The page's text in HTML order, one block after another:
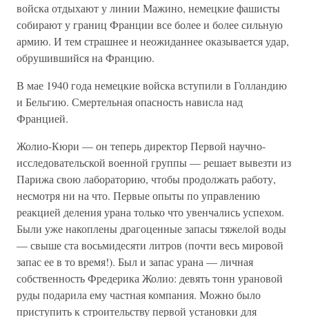
войска отдыхают у линии Мажино, немецкие фашисты
собирают у границ Франции все более и более сильную
армию. И тем страшнее и неожиданнее оказывается удар,
обрушившийся на Францию.
В мае 1940 года немецкие войска вступили в Голландию
и Бельгию. Смертельная опасность нависла над
Францией.
Жолио-Кюри — он теперь директор Первой научно-
исследовательской военной группы — решает вывезти из
Парижа свою лабораторию, чтобы продолжать работу,
несмотря ни на что. Первые опыты по управлению
реакцией деления урана только что увенчались успехом.
Были уже накоплены драгоценные запасы тяжелой воды
— свыше ста восьмидесяти литров (почти весь мировой
запас ее в то время!). Был и запас урана — личная
собственность Фредерика Жолио: девять тонн урановой
руды подарила ему частная компания. Можно было
приступить к строительству первой установки для